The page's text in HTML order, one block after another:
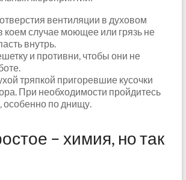
вентиляции в духовом
коем случае моющее или грязь не
внутрь.
и противни, чтобы они не
тряпкой пригоревшие кусочки
При необходимости пройдитесь
особенно по днищу.
– химия, но так